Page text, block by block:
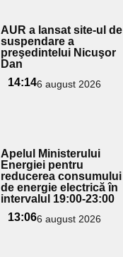
AUR a lansat site-ul de
suspendare a
preşedintelui Nicuşor
Dan
14:146 august 2026
Apelul Ministerului
Energiei pentru
reducerea consumului
de energie electrică în
intervalul 19:00-23:00
13:066 august 2026